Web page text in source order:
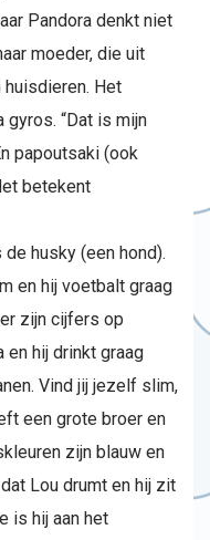
Pandora denkt niet
moeder, die uit
Het
“Dat is mijn
papoutsaki (ook
betekent
husky (een hond).
en hij voetbalt graag
zijn cijfers op
hij drinkt graag
Vind jij jezelf slim,
een grote broer en
zijn blauw en
Lou drumt en hij zit
is hij aan het